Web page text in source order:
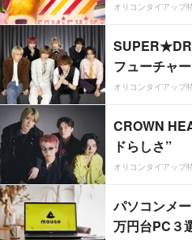
オリコンタイアップ
フューチャ
オリコンタイアップ
CROWN
ドらしさ”
オリコンタイアップ
パソコンメ
万円台PC３